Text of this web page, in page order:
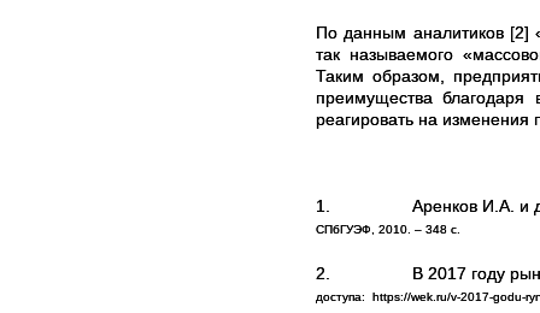
По данным аналитиков [2]
так называемого
Таким образом,
преимущества
реагировать на изменения
1. Аренков И.А. и
СПбГУЭФ, 2010. – 348 c.
2. В 2017 году
доступа: https://wek.ru/v-2017-godu-